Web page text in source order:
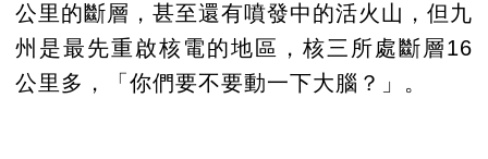
公里的斷層，甚至還有噴發中的活火山，但九
州是最先重啟核電的地區，核三所處斷層16
公里多，「你們要不要動一下大腦？」。